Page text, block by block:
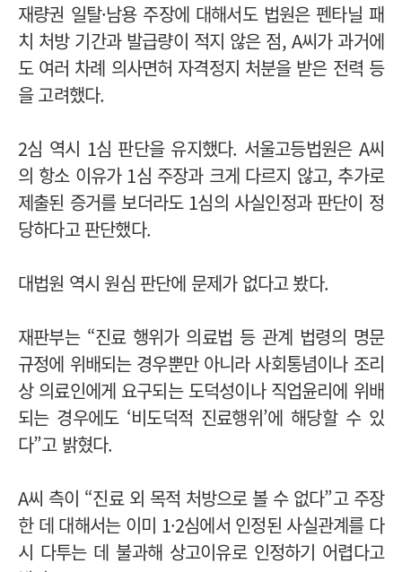
재량권 일탈·남용 주장에 대해서도 법원은 펜타닐 패
치 처방 기간과 발급량이 적지 않은 점, A씨가 과거에
도 여러 차례 의사면허 자격정지 처분을 받은 전력 등
을 고려했다.
2심 역시 1심 판단을 유지했다. 서울고등법원은 A씨
의 항소 이유가 1심 주장과 크게 다르지 않고, 추가로
제출된 증거를 보더라도 1심의 사실인정과 판단이 정
당하다고 판단했다.
대법원 역시 원심 판단에 문제가 없다고 봤다.
재판부는 “진료 행위가 의료법 등 관계 법령의 명문
규정에 위배되는 경우뿐만 아니라 사회통념이나 조리
상 의료인에게 요구되는 도덕성이나 직업윤리에 위배
되는 경우에도 ‘비도덕적 진료행위’에 해당할 수 있
다”고 밝혔다.
A씨 측이 “진료 외 목적 처방으로 볼 수 없다”고 주장
한 데 대해서는 이미 1·2심에서 인정된 사실관계를 다
시 다투는 데 불과해 상고이유로 인정하기 어렵다고